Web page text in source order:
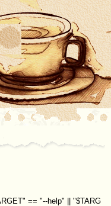
== "--help" || "$TARG